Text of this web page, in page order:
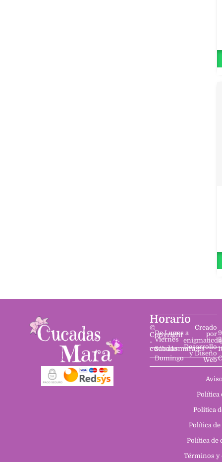
Horario
De Lunes a
Viernes
Sábado
Domingo
Política
Política
Política
Política de
Términos y
©
Copyright
-
cucadasmara.es
Creado
por
Desarrollo
y Diseño
Web